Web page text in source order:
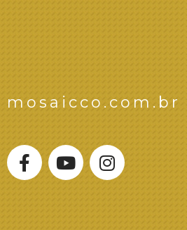
mosaicco.com.br